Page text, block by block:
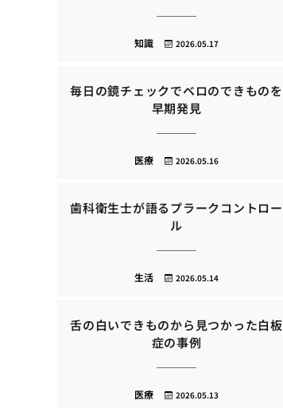
2026.05.17
知識
毎日の鏡チェックでベロのできものを
早期発見
2026.05.16
医療
歯科衛生士が語るプラークコントロー
ル
2026.05.14
生活
舌の白いできものから見つかった白板
症の事例
2026.05.13
医療